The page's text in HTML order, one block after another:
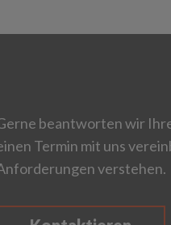
beantworten wir
Termin mit uns
verstehen.